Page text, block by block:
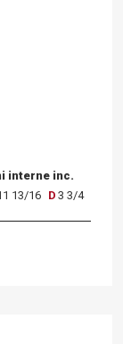
interne inc.
13/16 D 3 3/4